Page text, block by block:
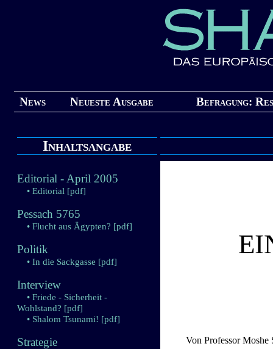
News Neueste Ausgabe Befragung:
Inhaltsangabe
Editorial - April 2005
• Editorial [pdf]
Pessach 5765
• Flucht aus Ägypten? [pdf]
Politik
• In die Sackgasse [pdf]
Interview
• Friede - Sicherheit -
Wohlstand? [pdf]
• Shalom Tsunami! [pdf]
Strategie
Von Professor Moshe